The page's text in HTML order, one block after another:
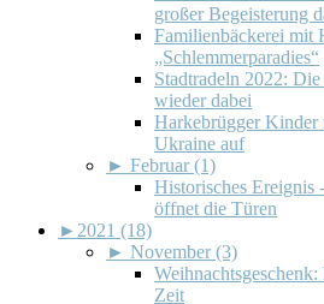
großer Begeisterung
Familienbäckerei mit
„Schlemmerparadies“
Stadtradeln 2022:
wieder dabei
Harkebrügger Kinder
Ukraine auf
► Februar (1)
Historisches
öffnet die Türen
► 2021 (18)
► November (3)
Zeit